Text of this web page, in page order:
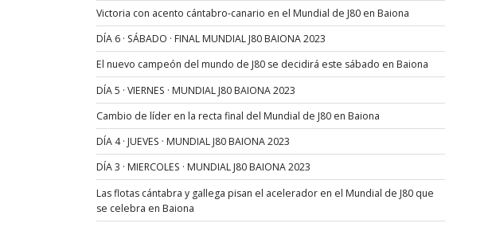
Victoria con acento cántabro-canario en el Mundial de J80 en Baiona
DÍA 6 · SÁBADO · FINAL MUNDIAL J80 BAIONA 2023
El nuevo campeón del mundo de J80 se decidirá este sábado en Baiona
DÍA 5 · VIERNES · MUNDIAL J80 BAIONA 2023
Cambio de líder en la recta final del Mundial de J80 en Baiona
DÍA 4 · JUEVES · MUNDIAL J80 BAIONA 2023
DÍA 3 · MIERCOLES · MUNDIAL J80 BAIONA 2023
Las flotas cántabra y gallega pisan el acelerador en el Mundial de J80 que
se celebra en Baiona